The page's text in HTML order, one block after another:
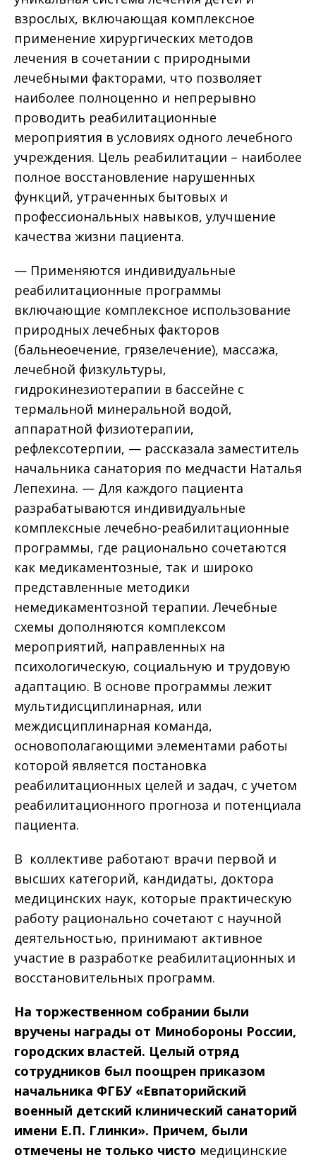
взрослых, включающая комплексное
применение хирургических методов
лечения в сочетании с природными
лечебными факторами, что позволяет
наиболее полноценно и непрерывно
проводить реабилитационные
мероприятия в условиях одного лечебного
учреждения. Цель реабилитации – наиболее
полное восстановление нарушенных
функций, утраченных бытовых и
профессиональных навыков, улучшение
качества жизни пациента.
— Применяются индивидуальные
реабилитационные программы
включающие комплексное использование
природных лечебных факторов
(бальнеоечение, грязелечение), массажа,
лечебной физкультуры,
гидрокинезиотерапии в бассейне с
термальной минеральной водой,
аппаратной физиотерапии,
рефлексотерпии, — рассказала заместитель
начальника санатория по медчасти Наталья
Лепехина. — Для каждого пациента
разрабатываются индивидуальные
комплексные лечебно-реабилитационные
программы, где рационально сочетаются
как медикаментозные, так и широко
представленные методики
немедикаментозной терапии. Лечебные
схемы дополняются комплексом
мероприятий, направленных на
психологическую, социальную и трудовую
адаптацию. В основе программы лежит
мультидисциплинарная, или
междисциплинарная команда,
основополагающими элементами работы
которой является постановка
реабилитационных целей и задач, с учетом
реабилитационного прогноза и потенциала
пациента.
В коллективе работают врачи первой и
высших категорий, кандидаты, доктора
медицинских наук, которые практическую
работу рационально сочетают с научной
деятельностью, принимают активное
участие в разработке реабилитационных и
восстановительных программ.
На торжественном собрании были
вручены награды от Минобороны России,
городских властей. Целый отряд
сотрудников был поощрен приказом
начальника ФГБУ «Евпаторийский
военный детский клинический санаторий
имени Е.П. Глинки». Причем, были
отмечены не только чисто медицинские